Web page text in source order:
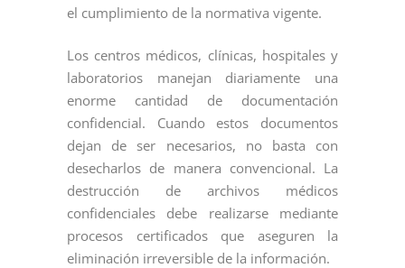
el cumplimiento de la normativa vigente.
Los centros médicos, clínicas, hospitales y
laboratorios manejan diariamente una
enorme cantidad de documentación
confidencial. Cuando estos documentos
dejan de ser necesarios, no basta con
desecharlos de manera convencional. La
destrucción de archivos médicos
confidenciales debe realizarse mediante
procesos certificados que aseguren la
eliminación irreversible de la información.